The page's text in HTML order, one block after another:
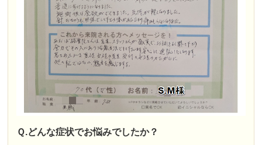
Ｑ.どんな症状でお悩みでしたか？